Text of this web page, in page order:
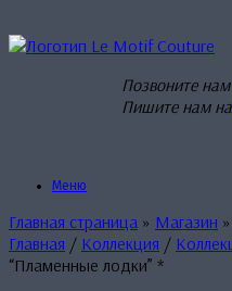
к
Позвоните нам
Пишите нам на
Меню
Главная страница » Магазин »
Главная / Коллекция /
“Пламенные лодки” *